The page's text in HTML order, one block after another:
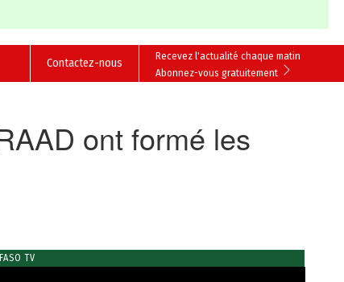
Recevez l'actualité chaque matin
Abonnez-vous gratuitement
Contactez-nous
ont formé les
TV